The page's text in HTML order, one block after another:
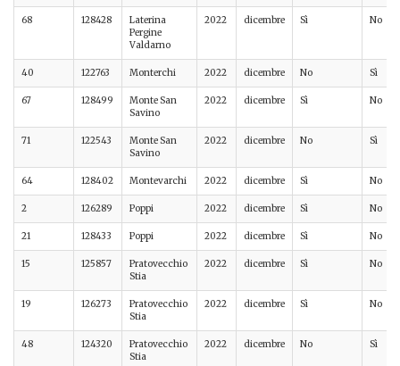
68 128428
Laterina
Pergine
Valdarno
2022 dicembre Sì No
40 122763 Monterchi 2022 dicembre No Sì
67 128499
Monte San
Savino
2022 dicembre Sì No
71 122543
Monte San
Savino
2022 dicembre No Sì
64 128402 Montevarchi 2022 dicembre Sì No
2 126289 Poppi 2022 dicembre Sì No
21 128433 Poppi 2022 dicembre Sì No
15 125857
Pratovecchio
Stia
2022 dicembre Sì No
19 126273
Pratovecchio
Stia
2022 dicembre Sì No
48 124320
Pratovecchio
Stia
2022 dicembre No Sì